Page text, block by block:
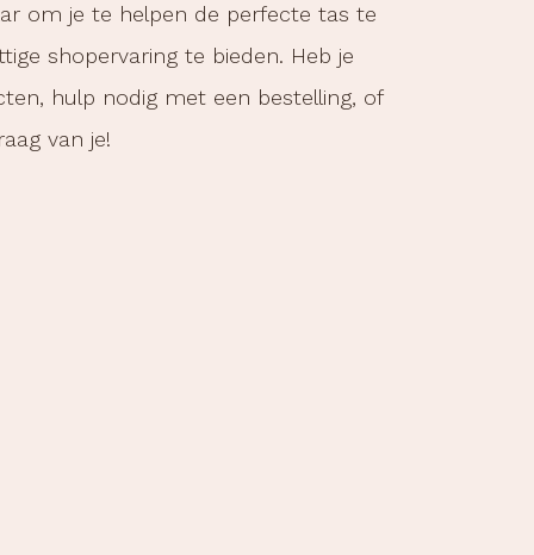
om je te helpen de perfecte tas te
shopervaring te bieden. Heb je
hulp nodig met een bestelling, of
van je!